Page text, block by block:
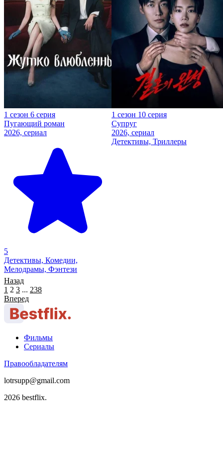
1 сезон 6 серия
Пугающий роман
2026, сериал
5
Детективы, Комедии,
Мелодрамы, Фэнтези
1 сезон 10 серия
Супруг
2026, сериал
Детективы, Триллеры
Назад
1 2 3 ... 238
Вперед
Фильмы
Сериалы
Правообладателям
lotrsupp@gmail.com
2026 bestflix.